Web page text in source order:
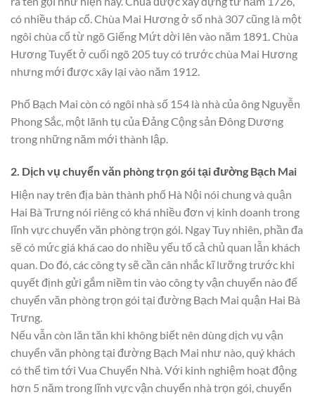
có nhiều tháp cổ. Chùa Mai Hương ở số nhà 307 cũng là một
ngôi chùa cổ từ ngõ Giếng Mứt dời lên vào năm 1891. Chùa
Hương Tuyết ở cuối ngõ 205 tuy có trước chùa Mai Hương
nhưng mới được xây lại vào năm 1912.
Phố Bạch Mai còn có ngôi nhà số 154 là nhà của ông Nguyễn
Phong Sắc, một lãnh tụ của Đảng Cộng sản Đông Dương
trong những năm mới thành lập.
2. Dịch vụ chuyển văn phòng trọn gói tại đường Bạch Mai
Hiện nay trên địa bàn thành phố Hà Nội nói chung và quận
Hai Bà Trưng nói riêng có khá nhiều đơn vị kinh doanh trong
lĩnh vực chuyển văn phòng trọn gói. Ngay Tuy nhiên, phần đa
sẽ có mức giá khá cao do nhiều yếu tố cả chủ quan lẫn khách
quan. Do đó, các công ty sẽ cần cân nhắc kĩ lưỡng trước khi
quyết định gửi gắm niềm tin vào công ty vận chuyển nào để
chuyển văn phòng trọn gói tại đường Bạch Mai quận Hai Bà
Trưng.
Nếu vẫn còn lăn tăn khi không biết nên dùng dịch vụ vận
chuyển văn phòng tại đường Bạch Mai như nào, quý khách
có thể tìm tới Vua Chuyển Nhà. Với kinh nghiệm hoạt động
hơn 5 năm trong lĩnh vực vận chuyển nhà trọn gói, chuyển